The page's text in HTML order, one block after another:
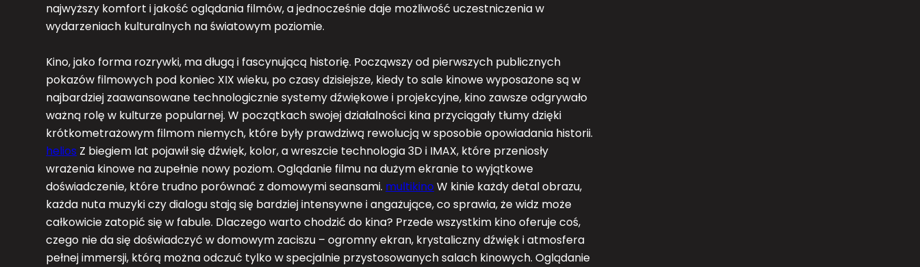
najwyższy komfort i jakość oglądania filmów, a jednocześnie daje możliwość uczestniczenia w
wydarzeniach kulturalnych na światowym poziomie.
Kino, jako forma rozrywki, ma długą i fascynującą historię. Począwszy od pierwszych publicznych
pokazów filmowych pod koniec XIX wieku, po czasy dzisiejsze, kiedy to sale kinowe wyposażone są w
najbardziej zaawansowane technologicznie systemy dźwiękowe i projekcyjne, kino zawsze odgrywało
ważną rolę w kulturze popularnej. W początkach swojej działalności kina przyciągały tłumy dzięki
krótkometrażowym filmom niemych, które były prawdziwą rewolucją w sposobie opowiadania historii.
helios Z biegiem lat pojawił się dźwięk, kolor, a wreszcie technologia 3D i IMAX, które przeniosły
wrażenia kinowe na zupełnie nowy poziom. Oglądanie filmu na dużym ekranie to wyjątkowe
doświadczenie, które trudno porównać z domowymi seansami. multikino W kinie każdy detal obrazu,
każda nuta muzyki czy dialogu stają się bardziej intensywne i angażujące, co sprawia, że widz może
całkowicie zatopić się w fabule. Dlaczego warto chodzić do kina? Przede wszystkim kino oferuje coś,
czego nie da się doświadczyć w domowym zaciszu – ogromny ekran, krystaliczny dźwięk i atmosfera
pełnej immersji, którą można odczuć tylko w specjalnie przystosowanych salach kinowych. Oglądanie